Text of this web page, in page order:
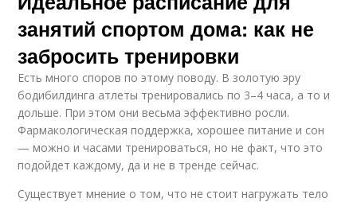
занятий спортом дома: как не
забросить тренировки
Есть много споров по этому поводу. В золотую эру
бодибилдинга атлеты тренировались по 3–4 часа, а то и
дольше. При этом они весьма эффективно росли.
Фармакологическая поддержка, хорошее питание и сон
— можно и часами тренироваться, но не факт, что это
подойдет каждому, да и не в тренде сейчас.
Существует мнение о том, что не стоит нагружать тело